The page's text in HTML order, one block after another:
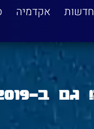
חדשות אקדמיה